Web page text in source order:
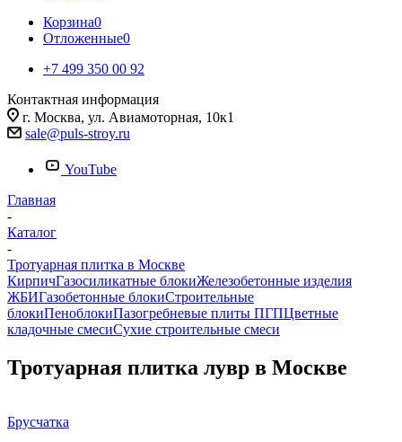
Корзина0
Отложенные0
+7 499 350 00 92
Контактная информация
г. Москва, ул. Авиамоторная, 10к1
sale@puls-stroy.ru
YouTube
Главная
-
Каталог
-
Тротуарная плитка в Москве
КирпичГазосиликатные блокиЖелезобетонные изделия
ЖБИГазобетонные блокиСтроительные
блокиПеноблокиПазогребневые плиты ПГПЦветные
кладочные смесиСухие строительные смеси
Тротуарная плитка лувр в Москве
Брусчатка